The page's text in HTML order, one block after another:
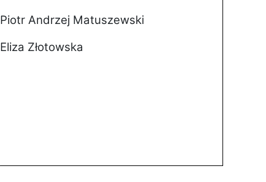
Piotr Andrzej Matuszewski
Eliza Złotowska